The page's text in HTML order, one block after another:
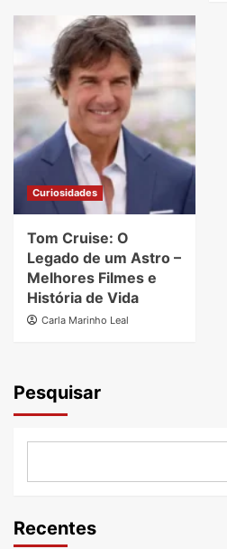
Curiosidades
Tom Cruise: O
Legado de um Astro –
Melhores Filmes e
História de Vida
Carla Marinho Leal
Pesquisar
Recentes